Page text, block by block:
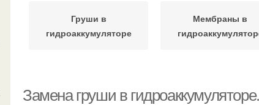
Груши в
гидроаккумуляторе
Мембраны в
Замена груши в